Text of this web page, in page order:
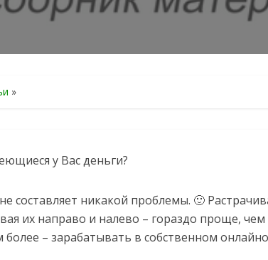
»
у Вас деньги?
составляет никакой проблемы. 🙂
их направо и налево – гораздо проще, чем
более – зарабатывать в собственном